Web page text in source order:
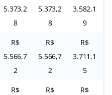
5.373,2
8
5.373,2
8
3.582,1
9
R$
5.566,7
2
R$
5.566,7
2
R$
3.711,1
5
R$
R$
R$